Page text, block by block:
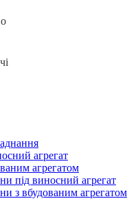
агрегат
агрегатом
під виносний агрегат
з вбудованим агрегатом